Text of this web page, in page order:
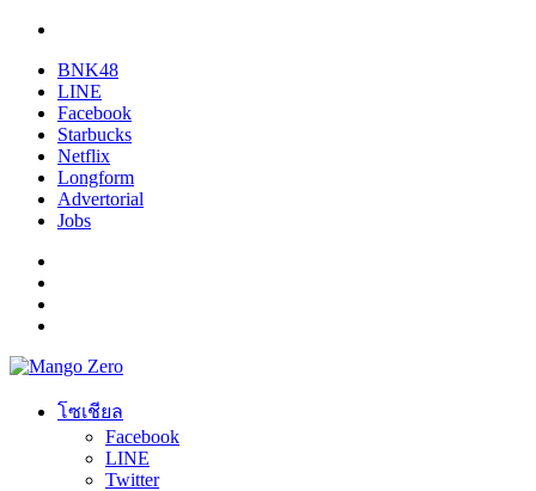
BNK48
LINE
Facebook
Starbucks
Netflix
Longform
Advertorial
Jobs
โซเชียล
Facebook
LINE
Twitter